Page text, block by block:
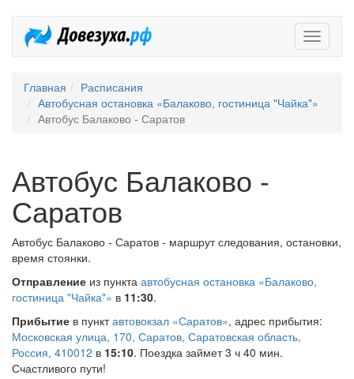
Главная
Расписания
Автобусная остановка «Балаково, гостиница "Чайка"»
Автобус Балаково - Саратов
Автобус Балаково -
Саратов
Автобус Балаково - Саратов - маршрут следования, остановки,
время стоянки.
Отправление из пункта автобусная остановка «Балаково,
гостиница "Чайка"» в 11:30.
Прибытие в пунктавтовокзал «Саратов», адрес прибытия:
Московская улица, 170, Саратов, Саратовская область,
Россия, 410012 в 15:10. Поездка займет 3 ч 40 мин.
Счастливого пути!